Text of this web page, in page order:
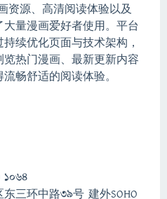
资源、高清阅读体验以及
量漫画爱好者使用。平台
续优化页面与技术架构，
热门漫画、最新更新内容
畅舒适的阅读体验。
三环中路39号 建外SOHO